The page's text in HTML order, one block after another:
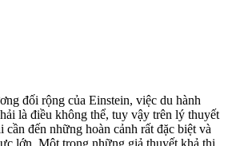
đối rộng của Einstein, việc du hành
là điều không thể, tuy vậy trên lý thuyết
cần đến những hoàn cảnh rất đặc biệt và
lớn. Một trong những giả thuyết khả thi